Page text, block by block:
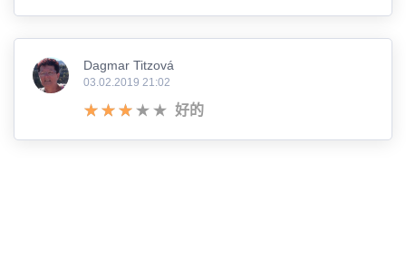
Dagmar Titzová
03.02.2019 21:02
好的